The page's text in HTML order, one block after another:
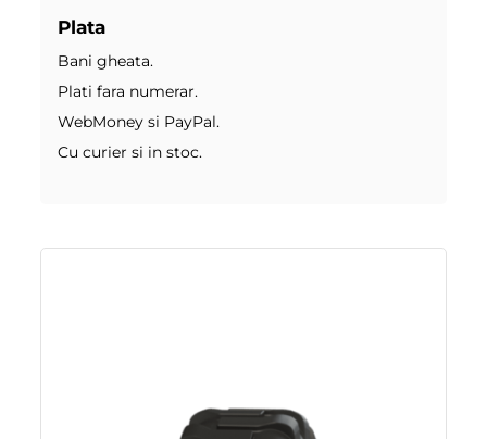
Plata
Bani gheata.
Plati fara numerar.
WebMoney si PayPal.
Cu curier si in stoc.